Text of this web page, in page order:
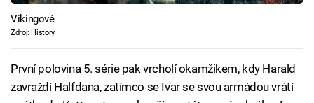
Vikingové
Zdroj: History
První polovina 5. série pak vrcholí okamžikem, kdy Harald
zavraždí Halfdana, zatímco se Ivar se svou armádou vrátí